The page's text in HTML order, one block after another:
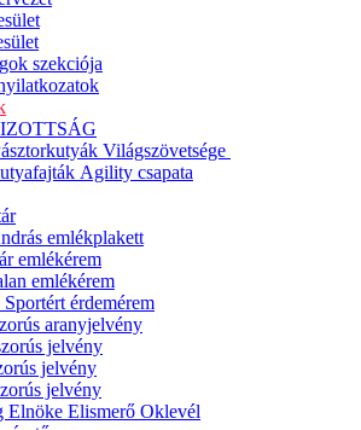
szekciója
Világszövetsége
Agility csapata
emlékplakett
emlékérem
emlékérem
érdemérem
aranyjelvény
jelvény
jelvény
jelvény
Elnöke Elismerő Oklevél